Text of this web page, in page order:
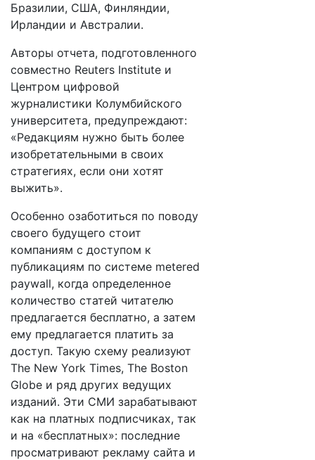
Бразилии, США, Финляндии,
Ирландии и Австралии.
Авторы отчета, подготовленного
совместно Reuters Institute и
Центром цифровой
журналистики Колумбийского
университета, предупреждают:
«Редакциям нужно быть более
изобретательными в своих
стратегиях, если они хотят
выжить».
Особенно озаботиться по поводу
своего будущего стоит
компаниям с доступом к
публикациям по системе metered
paywall, когда определенное
количество статей читателю
предлагается бесплатно, а затем
ему предлагается платить за
доступ. Такую схему реализуют
The New York Times, The Boston
Globe и ряд других ведущих
изданий. Эти СМИ зарабатывают
как на платных подписчиках, так
и на «бесплатных»: последние
просматривают рекламу сайта и